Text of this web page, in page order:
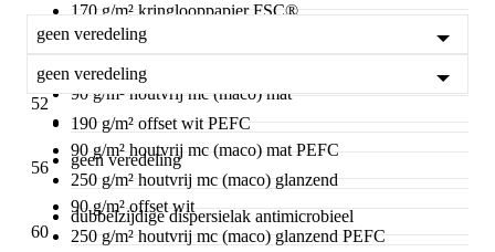
170 g/m² kringlooppapier FSC®
190 g/m² offset wit
190 g/m² offset wit PEFC
250 g/m² houtvrij mc (maco) glanzend
250 g/m² houtvrij mc (maco) glanzend PEFC
48
52
56
60
80 g/m² kringlooppapier FSC®
90 g/m² houtvrij mc (maco) mat
90 g/m² houtvrij mc (maco) mat PEFC
90 g/m² offset wit
geen veredeling
geen veredeling
geen veredeling
dubbelzijdige dispersielak antimicrobieel